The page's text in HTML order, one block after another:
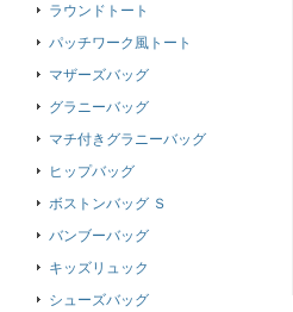
ラウンドトート
パッチワーク風トート
マザーズバッグ
グラニーバッグ
マチ付きグラニーバッグ
ヒップバッグ
ボストンバッグ Ｓ
バンブーバッグ
キッズリュック
シューズバッグ